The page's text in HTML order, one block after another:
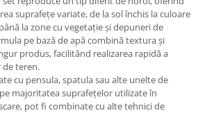
suprafețe variate, de la sol închis la culoare
la zone cu vegetație și depuneri de
pe bază de apă combină textura și
produs, facilitând realizarea rapidă a
de teren.
cu pensula, spatula sau alte unelte de
majoritatea suprafețelor utilizate în
pot fi combinate cu alte tehnici de